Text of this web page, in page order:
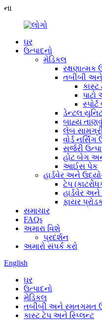
ના
ઘર
ઉત્પાદનો
મેડિકલ
રક્ષણાત્મક
તબીબી
ડેન્ટલ
બાહ્ય
લેબ
વોર્ડ નર્સિંગ
સર્જરી
હોટ બેગ
આઈસ પેક
હાર્ડવેર અને
ટેપ
હાર્ડવેર અને
ફાયર
સમાચાર
FAQs
અમારા વિશે
પ્રદર્શન
અમારો સંપર્ક કરો
English
ઘર
ઉત્પાદનો
મેડિકલ
તબીબી અને રમતગમત
કાસ્ટ ટેપ અને સ્પ્લિન્ટ